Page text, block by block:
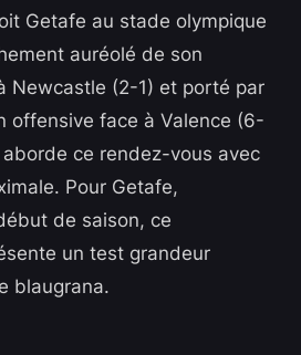
Getafe au stade olympique
auréolé de son
Newcastle (2-1) et porté par
offensive face à Valence (6-
ce rendez-vous avec
Pour Getafe,
de saison, ce
un test grandeur
blaugrana.